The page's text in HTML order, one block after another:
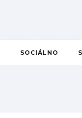
SOCIÁLNO